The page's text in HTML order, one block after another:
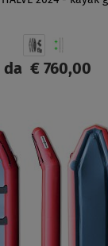
da € 760,00